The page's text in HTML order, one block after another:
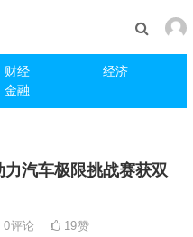
财经
经济
金融
汽车极限挑战赛获双
0评论 19赞